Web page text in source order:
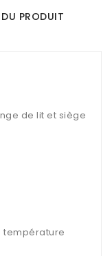
PRODUIT
de lit et siège
température